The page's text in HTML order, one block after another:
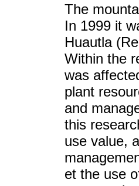
The
In 1999 it
Huautla
Within the
was
plant
and
this
use value,
et the use